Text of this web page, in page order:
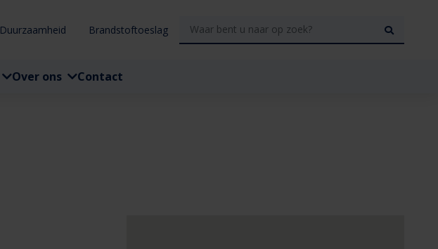
Duurzaamheid Brandstoftoeslag
Over ons Contact